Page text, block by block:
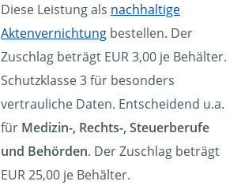
Diese Leistung als nachhaltige
Aktenvernichtung bestellen. Der
Zuschlag beträgt EUR 3,00 je Behälter.
Schutzklasse 3 für besonders
vertrauliche Daten. Entscheidend u.a.
für Medizin-, Rechts-, Steuerberufe
und Behörden. Der Zuschlag beträgt
EUR 25,00 je Behälter.